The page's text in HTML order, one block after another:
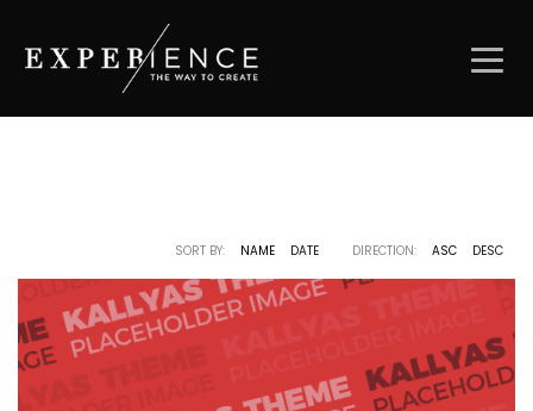
SORT BY: NAME DATE DIRECTION: ASC DESC